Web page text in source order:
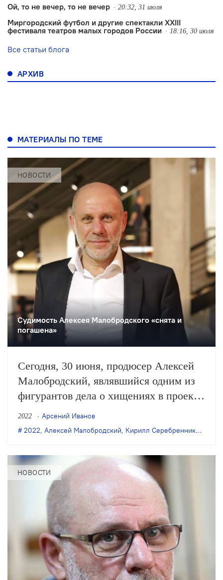
Ой, то не вечер, то не вечер 20:32, 31 июля
Миргородский футбол и другие спектакли XXIII
фестиваля театров малых городов России
18:16, 30 июля
Все статьи блога
АРХИВ
МАТЕРИАЛЫ ПО ТЕМЕ
НОВОСТИ
Судимость Алексея Малобродского «снята и
погашена»
Сегодня, 30 июня, продюсер Алексей
Малобродский, являвшийся одним из
фигурантов дела о хищениях в проекте
«Седьмая студия», сообщил в
социальных сетях, что с него снята
2022
Арсений Иванов
2022, Алексей Малобродский, Кирилл Серебренников
НОВОСТИ